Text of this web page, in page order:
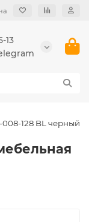
13
128 BL черный